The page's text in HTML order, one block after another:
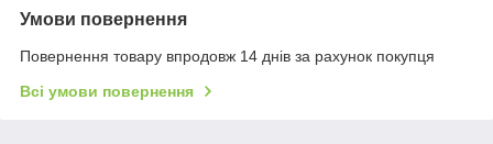
Умови повернення
Повернення товару впродовж 14 днів за рахунок покупця
Всі умови повернення